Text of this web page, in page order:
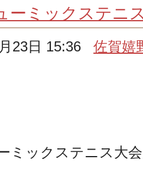
ーミックステニ
月23日 15:36佐賀嬉
ミックステニス大